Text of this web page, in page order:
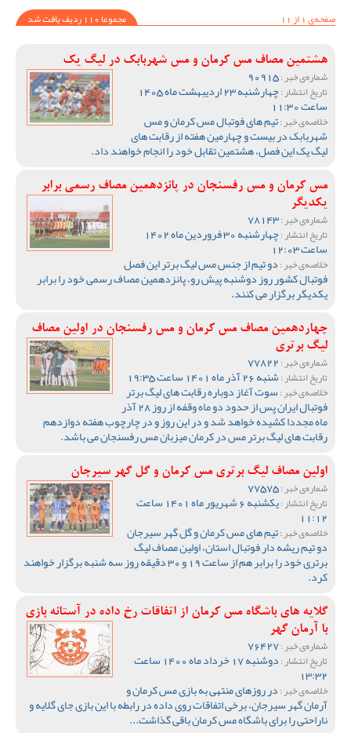
صفحه‌ی 1 از 11
مجموعا 110 ردیف یافت شد
هشتمین مصاف مس کرمان و مس شهربابک در لیگ یک
شماره‌ی خبر :
تاریخ انتشار : چهارشنبه 23 اردیبهشت ماه 1405
ساعت 11:30
خلاصه‌ی خبر :تیم های فوتبال مس کرمان و مس
شهربابک در بیست و چهارمین هفته از رقابت های
لیگ یک این فصل، هشتمین تقابل خود را انجام خواهند داد.
مس کرمان و مس رفسنجان در پانزدهمین مصاف رسمی برابر
یکدیگر
شماره‌ی خبر :
تاریخ انتشار : چهارشنبه 30 فروردین ماه 1402
ساعت 12:03
خلاصه‌ی خبر :دو تیم از جنس مس لیگ برتر این فصل
فوتبال کشور روز دوشنبه پیش رو، پانزدهمین مصاف رسمی خود را برابر
یکدیگر برگزار می کنند.
چهاردهمین مصاف مس کرمان و مس رفسنجان در اولین مصاف
لیگ برتری
شماره‌ی خبر :
تاریخ انتشار :شنبه 26 آذر ماه 1401 ساعت 19:35
خلاصه‌ی خبر :سوت آغاز دوباره رقابت های لیگ برتر
فوتبال ایران پس از حدود دو ماه وقفه از روز 28 آذر
ماه مجددا کشیده خواهد شد و در این روز و در چارچوب هفته دوازدهم
رقابت های لیگ برتر مس در کرمان میزبان مس رفسنجان می باشد.
اولین مصاف لیگ برتری مس کرمان و گل گهر سیرجان
شماره‌ی خبر :
تاریخ انتشار : یکشنبه 6 شهریور ماه 1401 ساعت
11:12
خلاصه‌ی خبر :تیم های مس کرمان و گل گهر سیرجان
دو تیم ریشه دار فوتبال استان، اولین مصاف لیگ
برتری خود را برابر هم از ساعت 19 و 30 دقیقه روز سه شنبه برگزار خواهند
کرد.
گلایه های باشگاه مس کرمان از اتفاقات رخ داده در آستانه بازی
با آرمان گهر
شماره‌ی خبر :
تاریخ انتشار : دوشنبه 17 خرداد ماه 1400 ساعت
13:32
خلاصه‌ی خبر :در روزهای منتهی به بازی مس کرمان و
آرمان گهر سیرجان، برخی اتفاقات روی داده در رابطه با این بازی جای گلایه و
ناراحتی را برای باشگاه مس کرمان باقی گذاشت...